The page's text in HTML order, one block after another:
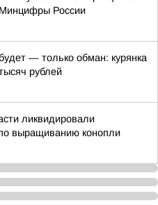
России
— только обман: курянка
рублей
ликвидировали
выращиванию конопли